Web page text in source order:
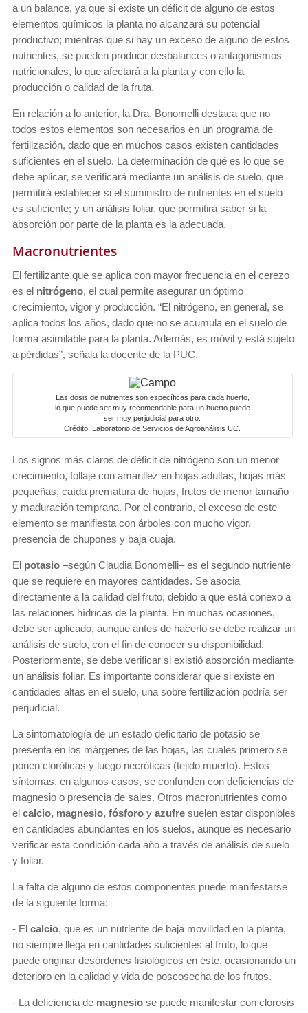
a un balance, ya que si existe un déficit de alguno de estos
elementos químicos la planta no alcanzará su potencial
productivo; mientras que si hay un exceso de alguno de estos
nutrientes, se pueden producir desbalances o antagonismos
nutricionales, lo que afectará a la planta y con ello la
producción o calidad de la fruta.
En relación a lo anterior, la Dra. Bonomelli destaca que no
todos estos elementos son necesarios en un programa de
fertilización, dado que en muchos casos existen cantidades
suficientes en el suelo. La determinación de qué es lo que se
debe aplicar, se verificará mediante un análisis de suelo, que
permitirá establecer si el suministro de nutrientes en el suelo
es suficiente; y un análisis foliar, que permitirá saber si la
absorción por parte de la planta es la adecuada.
Macronutrientes
El fertilizante que se aplica con mayor frecuencia en el cerezo
es el nitrógeno, el cual permite asegurar un óptimo
crecimiento, vigor y producción. “El nitrógeno, en general, se
aplica todos los años, dado que no se acumula en el suelo de
forma asimilable para la planta. Además, es móvil y está sujeto
a pérdidas”, señala la docente de la PUC.
Las dosis de nutrientes son específicas para cada huerto,
lo que puede ser muy recomendable para un huerto puede
ser muy perjudicial para otro.
Crédito: Laboratorio de Servicios de Agroanálisis UC.
Los signos más claros de déficit de nitrógeno son un menor
crecimiento, follaje con amarillez en hojas adultas, hojas más
pequeñas, caída prematura de hojas, frutos de menor tamaño
y maduración temprana. Por el contrario, el exceso de este
elemento se manifiesta con árboles con mucho vigor,
presencia de chupones y baja cuaja.
El potasio–según Claudia Bonomelli– es el segundo nutriente
que se requiere en mayores cantidades. Se asocia
directamente a la calidad del fruto, debido a que está conexo a
las relaciones hídricas de la planta. En muchas ocasiones,
debe ser aplicado, aunque antes de hacerlo se debe realizar un
análisis de suelo, con el fin de conocer su disponibilidad.
Posteriormente, se debe verificar si existió absorción mediante
un análisis foliar. Es importante considerar que si existe en
cantidades altas en el suelo, una sobre fertilización podría ser
perjudicial.
La sintomatología de un estado deficitario de potasio se
presenta en los márgenes de las hojas, las cuales primero se
ponen cloróticas y luego necróticas (tejido muerto). Estos
síntomas, en algunos casos, se confunden con deficiencias de
magnesio o presencia de sales. Otros macronutrientes como
el calcio, magnesio, fósforoy azufresuelen estar disponibles
en cantidades abundantes en los suelos, aunque es necesario
verificar esta condición cada año a través de análisis de suelo
y foliar.
La falta de alguno de estos componentes puede manifestarse
de la siguiente forma:
- El calcio, que es un nutriente de baja movilidad en la planta,
no siempre llega en cantidades suficientes al fruto, lo que
puede originar desórdenes fisiológicos en éste, ocasionando un
deterioro en la calidad y vida de poscosecha de los frutos.
- La deficiencia de magnesiose puede manifestar con clorosis